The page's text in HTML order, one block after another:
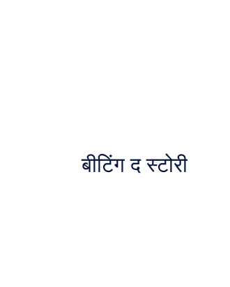
बीटिंग द स्टोरी